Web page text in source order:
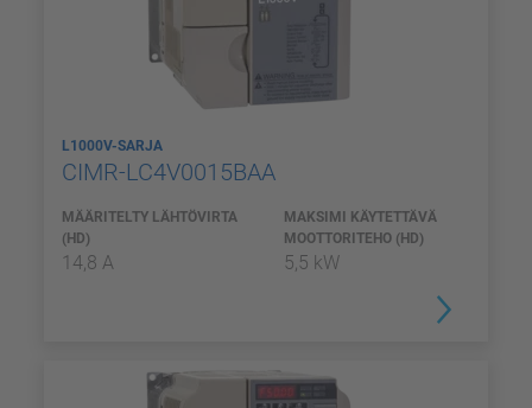
L1000V-SARJA
CIMR-LC4V0015BAA
MÄÄRITELTY LÄHTÖVIRTA
(HD)
14,8 A
MAKSIMI KÄYTETTÄVÄ
MOOTTORITEHO (HD)
5,5 kW